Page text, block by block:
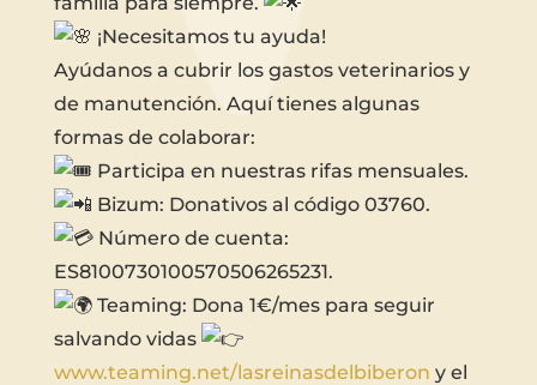
¡Necesitamos tu ayuda!
Ayúdanos a cubrir los gastos veterinarios y
de manutención. Aquí tienes algunas
formas de colaborar:
Participa en nuestras rifas mensuales.
Bizum: Donativos al código 03760.
Número de cuenta:
ES8100730100570506265231.
Teaming: Dona 1€/mes para seguir
salvando vidas
www.teaming.net/lasreinasdelbiberon y el